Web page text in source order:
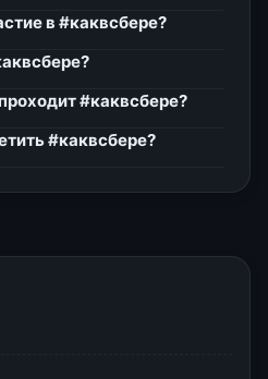
в #каквсбере?
#каквсбере?
#каквсбере?